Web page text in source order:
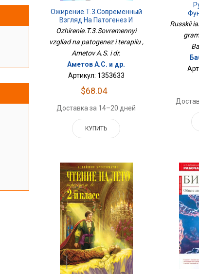
Ожирение.Т.3.Современный
Взгляд На Патогенез И
Терапию
Ozhirenie.T.3.Sovremennyi
vzgliad na patogenez i terapiiu ,
Ametov A.S. i dr.
Аметов А.С. и др.
Артикул: 1353633
$68.04
Доставка за 14–20 дней
КУПИТЬ
Russkii